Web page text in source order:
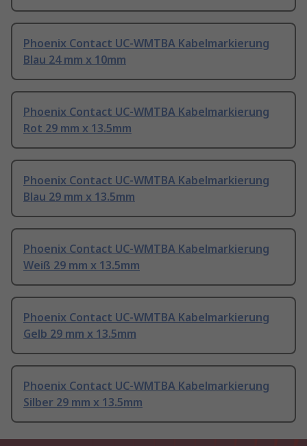
Phoenix Contact UC-WMTBA Kabelmarkierung
Blau 24 mm x 10mm
Phoenix Contact UC-WMTBA Kabelmarkierung
Rot 29 mm x 13.5mm
Phoenix Contact UC-WMTBA Kabelmarkierung
Blau 29 mm x 13.5mm
Phoenix Contact UC-WMTBA Kabelmarkierung
Weiß 29 mm x 13.5mm
Phoenix Contact UC-WMTBA Kabelmarkierung
Gelb 29 mm x 13.5mm
Phoenix Contact UC-WMTBA Kabelmarkierung
Silber 29 mm x 13.5mm